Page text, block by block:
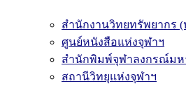
สำนักงานวิทยทรัพยากร
ศูนย์หนังสือแห่งจุฬาฯ
สำนักพิมพ์จุฬาลงกรณ์มห
สถานีวิทยุแห่งจุฬาฯ